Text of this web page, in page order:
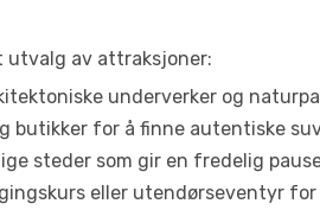
utvalg av attraksjoner:
underverker og
butikker for å finne autentiske
steder som gir en fredelig
eller utendørseventyr